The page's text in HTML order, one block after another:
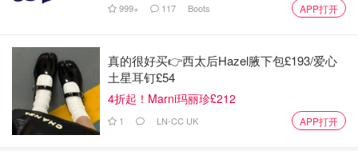
999+ 117 Boots APP打开
真的很好买👉西太后Hazel腋下包£193/爱心
土星耳钉£54
4折起！Marni玛丽珍£212
1 LN-CC UK APP打开